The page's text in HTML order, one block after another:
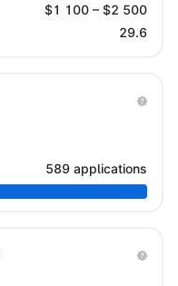
$1 100 – $2 500
29.6
589 applications